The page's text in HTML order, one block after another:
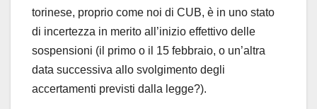
torinese, proprio come noi di CUB, è in uno stato
di incertezza in merito all’inizio effettivo delle
sospensioni (il primo o il 15 febbraio, o un’altra
data successiva allo svolgimento degli
accertamenti previsti dalla legge?).